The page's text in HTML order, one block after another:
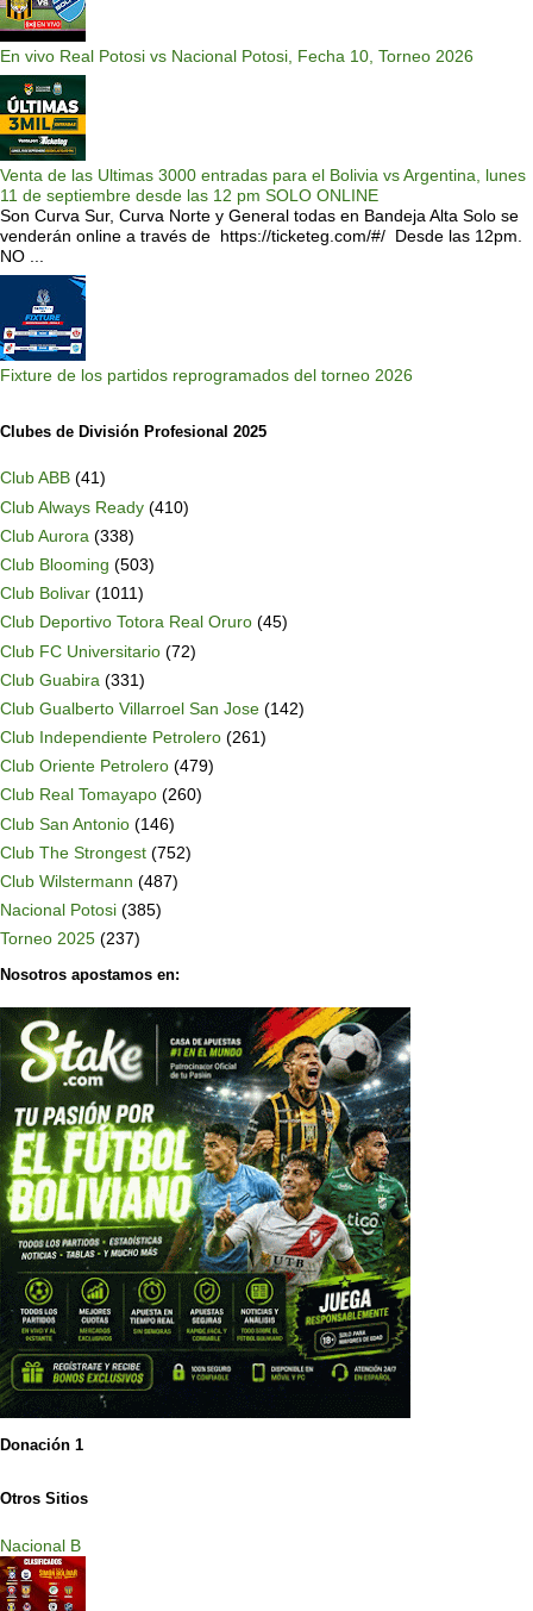
En vivo Real Potosi vs Nacional Potosi, Fecha 10, Torneo 2026
Venta de las Ultimas 3000 entradas para el Bolivia vs Argentina, lunes
11 de septiembre desde las 12 pm SOLO ONLINE
Son Curva Sur, Curva Norte y General todas en Bandeja Alta Solo se
venderán online a través de https://ticketeg.com/#/ Desde las 12pm.
NO ...
Fixture de los partidos reprogramados del torneo 2026
Clubes de División Profesional 2025
Club ABB (41)
Club Always Ready (410)
Club Aurora (338)
Club Blooming (503)
Club Bolivar (1011)
Club Deportivo Totora Real Oruro (45)
Club FC Universitario (72)
Club Guabira (331)
Club Gualberto Villarroel San Jose (142)
Club Independiente Petrolero (261)
Club Oriente Petrolero (479)
Club Real Tomayapo (260)
Club San Antonio (146)
Club The Strongest (752)
Club Wilstermann (487)
Nacional Potosi (385)
Torneo 2025 (237)
Nosotros apostamos en:
Donación 1
Otros Sitios
Nacional B